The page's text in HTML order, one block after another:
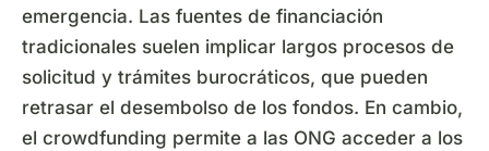
emergencia. Las fuentes de financiación
tradicionales suelen implicar largos procesos de
solicitud y trámites burocráticos, que pueden
retrasar el desembolso de los fondos. En cambio,
el crowdfunding permite a las ONG acceder a los